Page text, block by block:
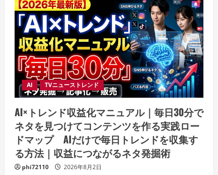
AI TVニューストレンド
AI×トレンド収益化マニュアル｜毎日30分で
ネタを見つけてコンテンツを作る実践ロー
ドマップ AIだけで毎日トレンドを収集す
る方法｜収益につながるネタ発掘術
phi72110 2026年8月2日